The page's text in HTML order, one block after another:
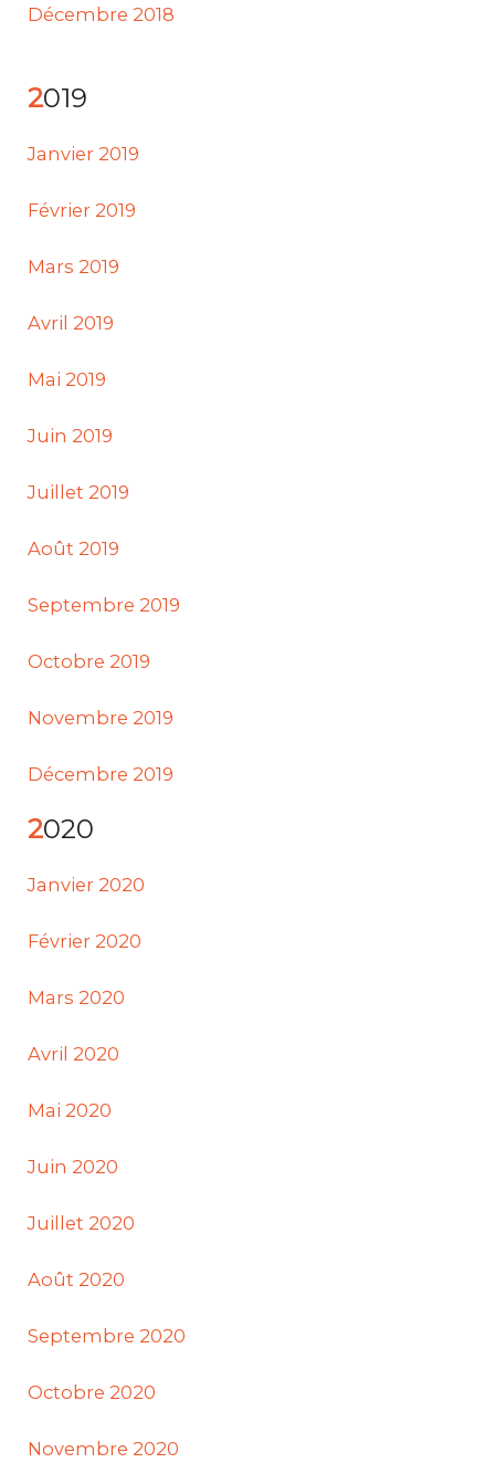
Décembre 2018
2019
Janvier 2019
Février 2019
Mars 2019
Avril 2019
Mai 2019
Juin 2019
Juillet 2019
Août 2019
Septembre 2019
Octobre 2019
Novembre 2019
Décembre 2019
2020
Janvier 2020
Février 2020
Mars 2020
Avril 2020
Mai 2020
Juin 2020
Juillet 2020
Août 2020
Septembre 2020
Octobre 2020
Novembre 2020